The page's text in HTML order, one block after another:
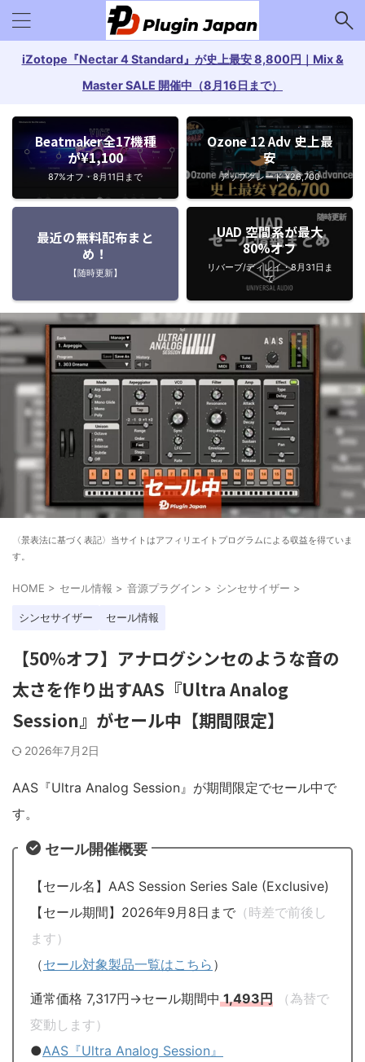
iZotope『Nectar 4 Standard』が史上最安 8,800円｜Mix &
Master SALE 開催中（8月16日まで）
Beatmaker全17機種
が¥1,100
87%オフ・8月11日まで
Ozone 12 Adv 史上最
安
アップグレード ¥26,700
最近の無料配布まと
め！
【随時更新】
UAD 空間系が最大
80%オフ
リバーブ/ディレイ・8月31日ま
で
〈景表法に基づく表記〉当サイトはアフィリエイトプログラムによる収益を得ていま
す。
HOME > セール情報 > 音源プラグイン > シンセサイザー >
シンセサイザー セール情報
【50%オフ】アナログシンセのような音の
太さを作り出すAAS『Ultra Analog
Session』がセール中【期間限定】
2026年7月2日
AAS『Ultra Analog Session』が期間限定でセール中で
す。
セール開催概要
【セール名】AAS Session Series Sale (Exclusive)
【セール期間】2026年9月8日まで （時差で前後し
ます）
（セール対象製品一覧はこちら ）
通常価格 7,317円→セール期間中1,493円
（為替で
変動します）
●AAS『Ultra Analog Session』